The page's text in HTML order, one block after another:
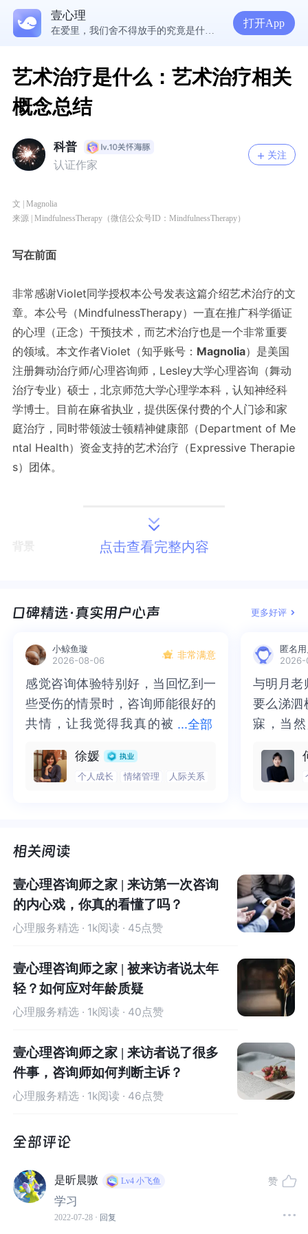
壹心理
5300万人在这里获得专业心理帮助
打开App
艺术治疗是什么：艺术治疗相关
概念总结
科普
认证作家
关注
文 | Magnolia
来源 | MindfulnessTherapy（微信公众号ID： MindfulnessTherapy）
写在前面
非常感谢Violet同学授权本公号发表这篇介绍艺术治疗的文
章。本公号（MindfulnessTherapy）一直在推广科学循证
的心理（正念）干预技术，而艺术治疗也是一个非常重要
的领域。本文作者Violet（知乎账号： Magnolia）是美国
注册舞动治疗师/心理咨询师，Lesley大学心理咨询（舞动
治疗专业）硕士，北京师范大学心理学本科，认知神经科
学博士。目前在麻省执业，提供医保付费的个人门诊和家
庭治疗，同时带领波士顿精神健康部（Department of Me
ntal Health）资金支持的艺术治疗（Expressive Therapie
s）团体。
其实大家或多或少都在个人体验或者临床工作中感受和运
用过“艺术治疗”的魅力，对“艺术治疗”及其相关概念都产生
了兴趣。而且有很多小伙伴也开展了非常有意义的知识梳
理和分享活动，例如
TimmviChen 小伙伴建立了专门艺术
治疗主题的云图书馆（链接如下）。
Notion – The all-in-one workspace for your notes, tasks, wikis, and databases.https://w
ww.notion.so/Art-Therapy-ae803c21f3e34842b556b09496f42298
然而在探索和讨论热烈进行的同时，我们也发现在认知层
个更利于沟通的语境。在这样的背景下，笔者结合自身的
人的分享和反思。
当我们谈论“艺术治疗”的时候，我们在谈论什么
在人类文明史中，其实一直有将艺术运用于医疗或者身心
灵探索的传统。但“艺术治疗”这个学科领域本身其实还非常
年轻。这一点其实和心理学有一点异曲同工之妙。从美国
的学科发展角度来看，将艺术创作引入到医疗系统中用作
odi, 2006)。当时提倡对精神科的住院病人采用道德疗法
（moral therapy）(Moral Therapy – APA Dictionary of
Psychology, n.d.)，这个运动激发了人们将音乐、美术、
治疗的奠基人之一，玛丽安·切斯（
al）开始带领精神分裂症患者的舞动团体(
从早期先驱们独立的临床实践开始，美国的艺术治疗领域
慢慢成型，开始建立不同模块疗法的行业协会、学历教育
点击查看完整内容
更多好评
小鲸鱼璇
2026-08-06
非常满意
...全部
感觉咨询体验特别好，当回忆到一
些受伤的情景时，咨询师能很好的
共情，让我觉得我真的被
一部分未处理的情绪被注意到了，
而且当咨询师准确说出我当时的情
觉轻快了很多，感觉轻松了。很感
谢咨询师姐姐！
感觉咨询体验特别好，当回忆到一
些受伤的情景时，咨询师能很好的
共情，让我觉得我真的被抱住了。
处理的情绪被注意到了，而且当咨
询师准确说出我当时的情绪，我感
了很多，感觉轻松了。很感谢咨询
师姐姐！
徐媛
个人成长 情绪管理 人际关系
匿名
2026-
与明月老
要么涕泗
寐，当
来，觉
再困于
与明月老
要么涕泗
寐，当然
不必再
梏，更
壹心理咨询师之家 | 来访第一次咨询
的内心戏，你真的看懂了吗？
心理服务精选 · 1k阅读 · 45点赞
壹心理咨询师之家 | 被来访者说太年
轻？如何应对年龄质疑
心理服务精选 · 1k阅读 · 40点赞
壹心理咨询师之家 | 来访者说了很多
件事，咨询师如何判断主诉？
心理服务精选 · 1k阅读 · 46点赞
是昕晨嗷 Lv4 小飞鱼
学习
2022-07-28 · 回复
赞